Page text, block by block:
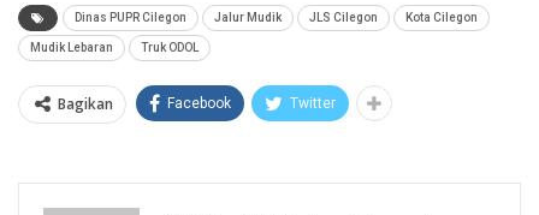
Dinas PUPR Cilegon Jalur Mudik JLS Cilegon Kota Cilegon
Mudik Lebaran Truk ODOL
Bagikan Facebook Twitter